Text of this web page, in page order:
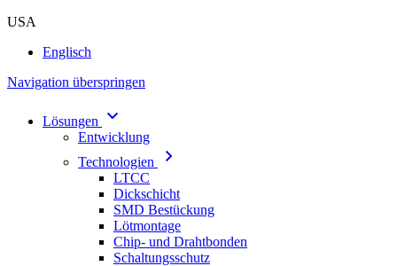
USA
Englisch
Navigation überspringen
Lösungen
Entwicklung
Technologien
LTCC
Dickschicht
SMD Bestückung
Lötmontage
Chip- und Drahtbonden
Schaltungsschutz